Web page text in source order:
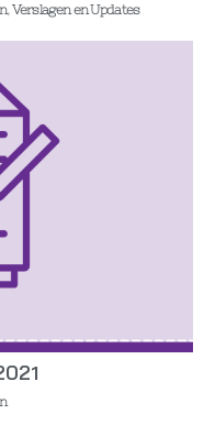
,Verslagen en Updates